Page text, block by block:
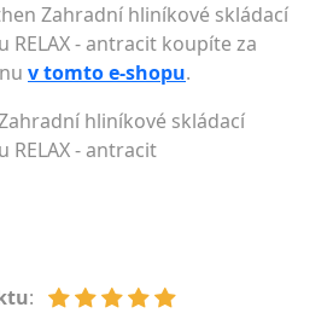
Zahradní hliníkové skládací
RELAX - antracit koupíte za
v tomto e-shopu.
hliníkové skládací
RELAX - antracit
: